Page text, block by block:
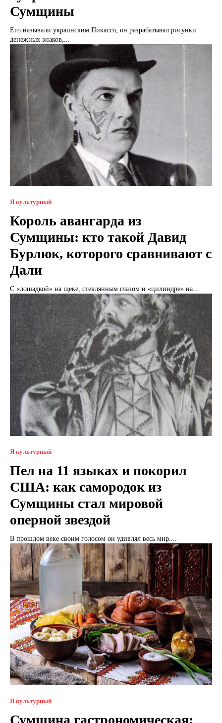
Сумщины
Его называли украинским Пикассо, он разрабатывал рисунки
денежных знаков,...
Я культурный
Король авангарда из
Сумщины: кто такой Давид
Бурлюк, которого сравнивают с
Дали
С «лошадкой» на щеке, стеклянным глазом и «цилиндре» на...
Я культурный
Пел на 11 языках и покорил
США: как самородок из
Сумщины стал мировой
оперной звездой
В прошлом веке своим голосом он удивлял весь мир....
Я культурный